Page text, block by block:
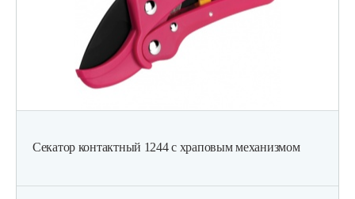
Секатор контактный 1244 с храповым механизмом